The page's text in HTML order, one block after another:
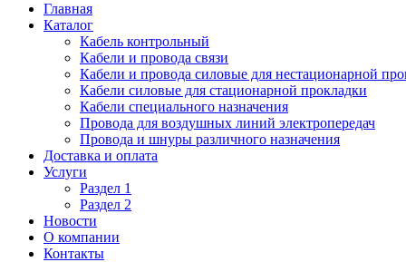
Главная
Каталог
Кабель контрольный
Кабели и провода связи
Кабели и провода силовые для нестационарной
Кабели силовые для стационарной прокладки
Кабели специального назначения
Провода для воздушных линий электропередач
Провода и шнуры различного назначения
Доставка и оплата
Услуги
Раздел 1
Раздел 2
Новости
О компании
Контакты